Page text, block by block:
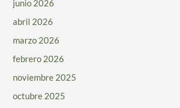
junio 2026
abril 2026
marzo 2026
febrero 2026
noviembre 2025
octubre 2025